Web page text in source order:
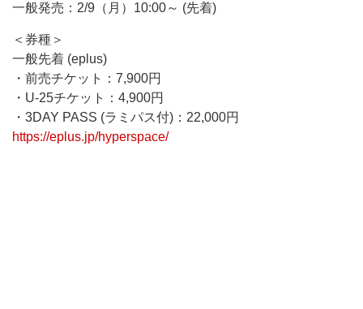
一般発売：2/9（月）10:00～ (先着)
＜券種＞
一般先着 (eplus)
・前売チケット：7,900円
・U-25チケット：4,900円
・3DAY PASS (ラミパス付)：22,000円
https://eplus.jp/hyperspace/